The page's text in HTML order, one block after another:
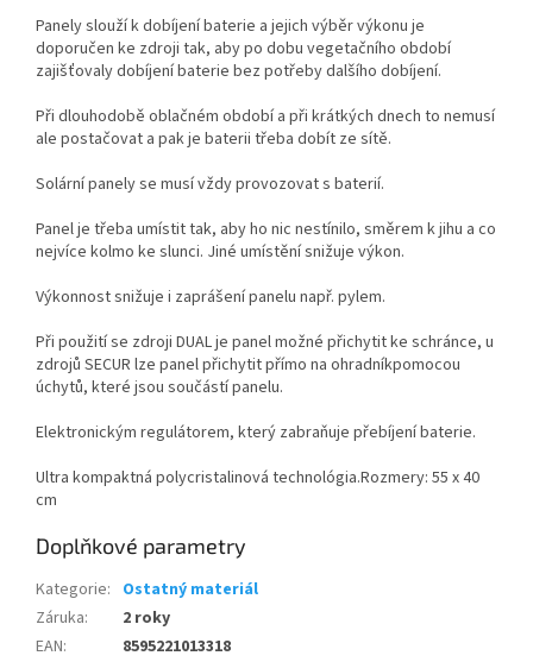
Panely slouží k dobíjení baterie a jejich výběr výkonu je
doporučen ke zdroji tak, aby po dobu vegetačního období
zajišťovaly dobíjení baterie bez potřeby dalšího dobíjení.
Při dlouhodobě oblačném období a při krátkých dnech to nemusí
ale postačovat a pak je baterii třeba dobít ze sítě.
Solární panely se musí vždy provozovat s baterií.
Panel je třeba umístit tak, aby ho nic nestínilo, směrem k jihu a co
nejvíce kolmo ke slunci. Jiné umístění snižuje výkon.
Výkonnost snižuje i zaprášení panelu např. pylem.
Při použití se zdroji DUAL je panel možné přichytit ke schránce, u
zdrojů SECUR lze panel přichytit přímo na ohradníkpomocou
úchytů, které jsou součástí panelu.
Elektronickým regulátorem, který zabraňuje přebíjení baterie.
Ultra kompaktná polycristalinová technológia.Rozmery: 55 x 40
cm
Doplňkové parametry
Kategorie: Ostatný materiál
Záruka:
2 roky
EAN:
8595221013318